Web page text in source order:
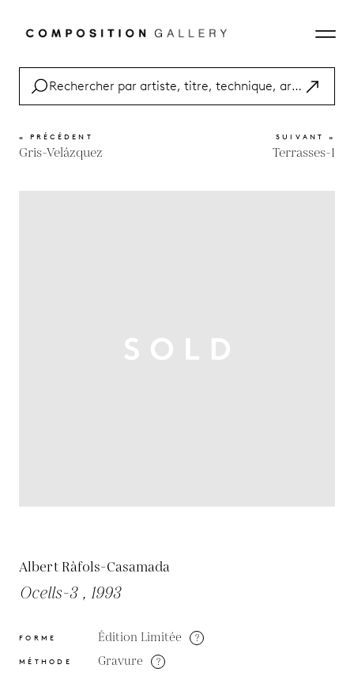
« PRÉCÉDENT
Gris-Velázquez
SUIVANT »
Terrasses-1
Albert Ràfols-Casamada
Ocells-3 , 1993
FORME Édition Limitée ?
MÉTHODE Gravure ?